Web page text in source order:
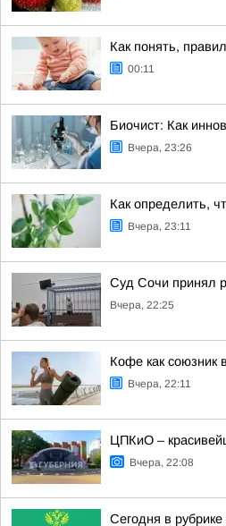
Как понять,
00:11
Биочист: Как
Вчера, 23:26
Как определить,
Вчера, 23:11
Суд Сочи принял
Вчера, 22:25
Кофе как союзник
Вчера, 22:11
ЦПКиО –
Вчера, 22:08
Сегодня в